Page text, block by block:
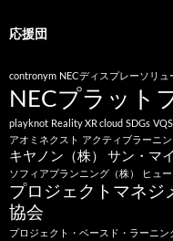
応援団
contronym NECディスプレーソリュ
NECプラット
playknot Reality XR cloud SDGs
アオミネクスト アクティブラーニ
キヤノン（株） サン・マ
ソフィアプランニング（株） ヒュ
プロジェクトマネジ
協会
プロジェクト・ベースド・ラーニン